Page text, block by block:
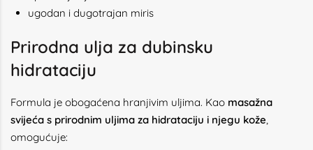
ugodan i dugotrajan miris
Prirodna ulja za dubinsku
hidrataciju
Formula je obogaćena hranjivim uljima. Kao masažna
svijeća s prirodnim uljima za hidrataciju i njegu kože,
omogućuje: